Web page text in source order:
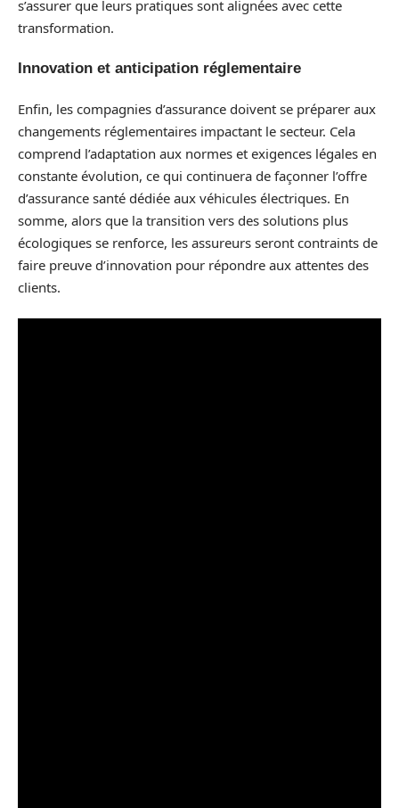
s’assurer que leurs pratiques sont alignées avec cette
transformation.
Innovation et anticipation réglementaire
Enfin, les compagnies d’assurance doivent se préparer aux
changements réglementaires impactant le secteur. Cela
comprend l’adaptation aux normes et exigences légales en
constante évolution, ce qui continuera de façonner l’offre
d’assurance santé dédiée aux véhicules électriques. En
somme, alors que la transition vers des solutions plus
écologiques se renforce, les assureurs seront contraints de
faire preuve d’innovation pour répondre aux attentes des
clients.